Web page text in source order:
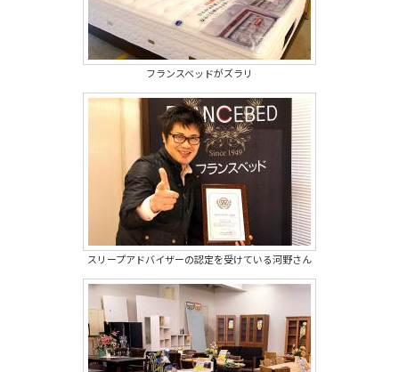
フランスベッドがズラリ
スリープアドバイザーの認定を受けている河野さん